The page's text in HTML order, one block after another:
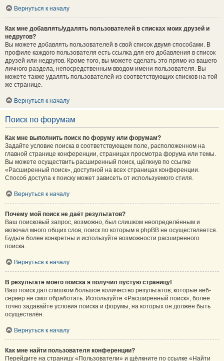
Вернуться к началу
Как мне добавлять/удалять пользователей в списках моих друзей и
недругов?
Вы можете добавлять пользователей в свой список двумя способами. В
профиле каждого пользователя есть ссылка для его добавления в список
друзей или недругов. Кроме того, вы можете сделать это прямо из вашего
личного раздела, непосредственным вводом имени пользователя. Вы
можете также удалять пользователей из соответствующих списков на той
же странице.
Вернуться к началу
Поиск по форумам
Как мне выполнить поиск по форуму или форумам?
Задайте условие поиска в соответствующем поле, расположенном на
главной странице конференции, страницах просмотра форума или темы.
Вы можете осуществить расширенный поиск, щёлкнув по ссылке
«Расширенный поиск», доступной на всех страницах конференции.
Способ доступа к поиску может зависеть от используемого стиля.
Вернуться к началу
Почему мой поиск не даёт результатов?
Ваш поисковый запрос, возможно, был слишком неопределённым и
включал много общих слов, поиск по которым в phpBB не осуществляется.
Будьте более конкретны и используйте возможности расширенного
поиска.
Вернуться к началу
В результате моего поиска я получил пустую страницу!
Ваш поиск дал слишком большое количество результатов, которые веб-
сервер не смог обработать. Используйте «Расширенный поиск», более
точно задавайте условия поиска и форумы, на которых он должен быть
осуществлён.
Вернуться к началу
Как мне найти пользователя конференции?
Перейдите на страницу «Пользователи» и щёлкните по ссылке «Найти